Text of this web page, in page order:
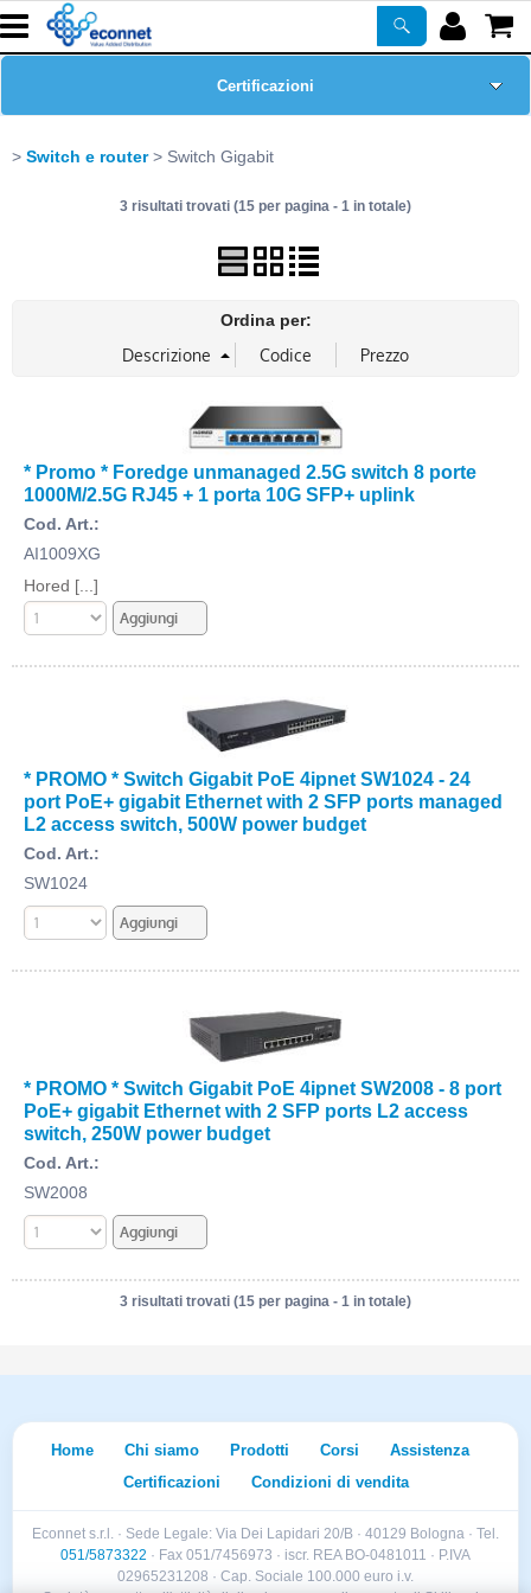
Chi siamo
Prodotti
Corsi
Certificazioni
Switch e router Switch Gigabit
3 risultati trovati (15 per pagina - 1 in totale)
Ordina per:
* Promo * Foredge unmanaged 2.5G switch 8 porte
1000M/2.5G RJ45 + 1 porta 10G SFP+ uplink
Cod. Art.:
AI1009XG
Hored [...]
* PROMO * Switch Gigabit PoE 4ipnet SW1024 - 24
port PoE+ gigabit Ethernet with 2 SFP ports managed
L2 access switch, 500W power budget
Cod. Art.:
SW1024
* PROMO * Switch Gigabit PoE 4ipnet SW2008 - 8 port
PoE+ gigabit Ethernet with 2 SFP ports L2 access
switch, 250W power budget
Cod. Art.:
SW2008
3 risultati trovati (15 per pagina - 1 in totale)
Home Chi siamo Prodotti Corsi
Assistenza
Certificazioni
Condizioni di vendita
Econnet s.r.l. · Sede Legale: Via Dei Lapidari 20/B · 40129 Bologna · Tel.
051/5873322 · Fax 051/7456973 · iscr. REA BO-0481011 · P.IVA
02965231208 · Cap. Sociale 100.000 euro i.v.